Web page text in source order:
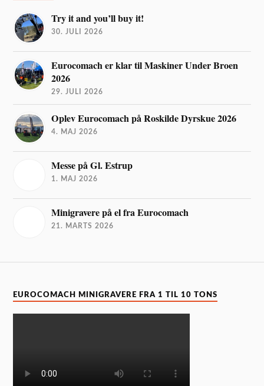
Try it and you’ll buy it!
30. JULI 2026
Eurocomach er klar til Maskiner Under Broen
2026
29. JULI 2026
Oplev Eurocomach på Roskilde Dyrskue 2026
4. MAJ 2026
Messe på Gl. Estrup
1. MAJ 2026
Minigravere på el fra Eurocomach
21. MARTS 2026
EUROCOMACH MINIGRAVERE FRA 1 TIL 10 TONS